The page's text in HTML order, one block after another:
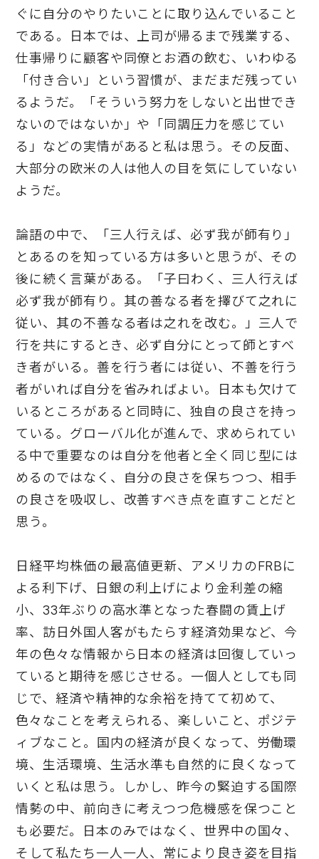
ぐに自分のやりたいことに取り込んでいること
である。日本では、上司が帰るまで残業する、
仕事帰りに顧客や同僚とお酒の飲む、いわゆる
「付き合い」という習慣が、まだまだ残ってい
るようだ。「そういう努力をしないと出世でき
ないのではないか」や「同調圧力を感じてい
る」などの実情があると私は思う。その反面、
大部分の欧米の人は他人の目を気にしていない
ようだ。
論語の中で、「三人行えば、必ず我が師有り」
とあるのを知っている方は多いと思うが、その
後に続く言葉がある。「子曰わく、三人行えば
必ず我が師有り。其の善なる者を擇びて之れに
従い、其の不善なる者は之れを改む。」三人で
行を共にするとき、必ず自分にとって師とすべ
き者がいる。善を行う者には従い、不善を行う
者がいれば自分を省みればよい。日本も欠けて
いるところがあると同時に、独自の良さを持っ
ている。グローバル化が進んで、求められてい
る中で重要なのは自分を他者と全く同じ型には
めるのではなく、自分の良さを保ちつつ、相手
の良さを吸収し、改善すべき点を直すことだと
思う。
日経平均株価の最高値更新、アメリカのFRBに
よる利下げ、日銀の利上げにより金利差の縮
小、33年ぶりの高水準となった春闘の賃上げ
率、訪日外国人客がもたらす経済効果など、今
年の色々な情報から日本の経済は回復していっ
ていると期待を感じさせる。一個人としても同
じで、経済や精神的な余裕を持てて初めて、
色々なことを考えられる、楽しいこと、ポジテ
ィブなこと。国内の経済が良くなって、労働環
境、生活環境、生活水準も自然的に良くなって
いくと私は思う。しかし、昨今の緊迫する国際
情勢の中、前向きに考えつつ危機感を保つこと
も必要だ。日本のみではなく、世界中の国々、
そして私たち一人一人、常により良き姿を目指